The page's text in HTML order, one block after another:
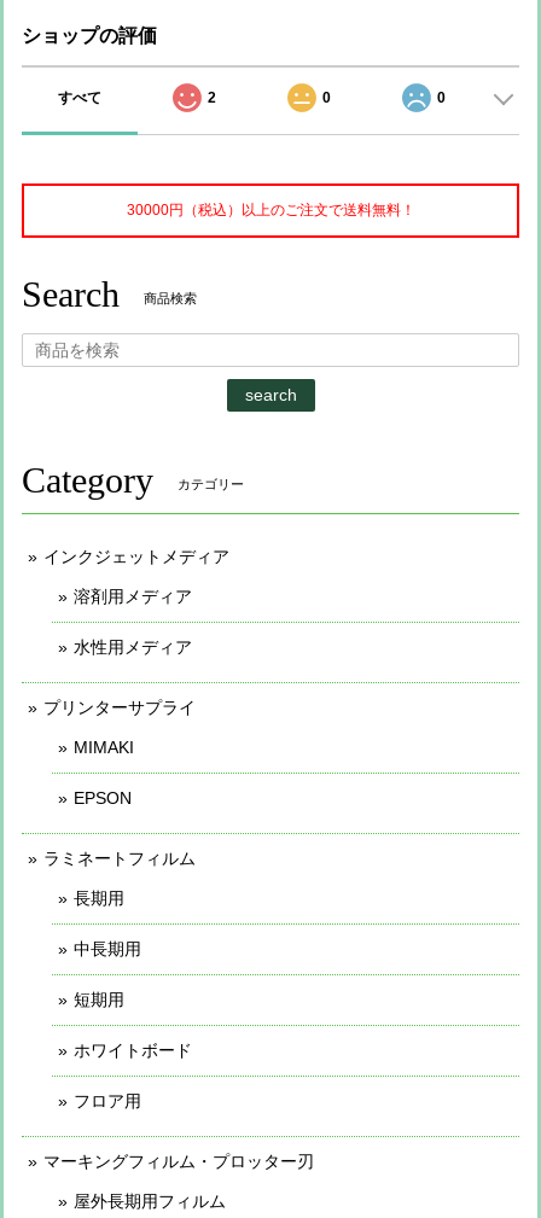
ショップの評価
すべて 2 0 0
30000円（税込）以上のご注文で送料無料！
Search 商品検索
search
Category カテゴリー
インクジェットメディア
溶剤用メディア
水性用メディア
プリンターサプライ
MIMAKI
EPSON
ラミネートフィルム
長期用
中長期用
短期用
ホワイトボード
フロア用
マーキングフィルム・プロッター刃
屋外長期用フィルム